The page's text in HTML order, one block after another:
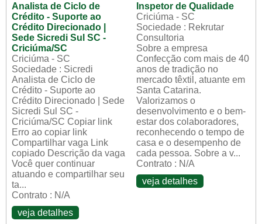
Analista de Ciclo de
Crédito - Suporte ao
Crédito Direcionado |
Sede Sicredi Sul SC -
Criciúma/SC
Criciúma - SC
Sociedade : Sicredi
Analista de Ciclo de
Crédito - Suporte ao
Crédito Direcionado | Sede
Sicredi Sul SC -
Criciúma/SC Copiar link
Erro ao copiar link
Compartilhar vaga Link
copiado Descrição da vaga
Você quer continuar
atuando e compartilhar seu
ta...
Contrato : N/A
veja detalhes
Inspetor de Qualidade
Criciúma - SC
Sociedade : Rekrutar
Consultoria
Sobre a empresa
Confecção com mais de 40
anos de tradição no
mercado têxtil, atuante em
Santa Catarina.
Valorizamos o
desenvolvimento e o bem-
estar dos colaboradores,
reconhecendo o tempo de
casa e o desempenho de
cada pessoa. Sobre a v...
Contrato : N/A
veja detalhes